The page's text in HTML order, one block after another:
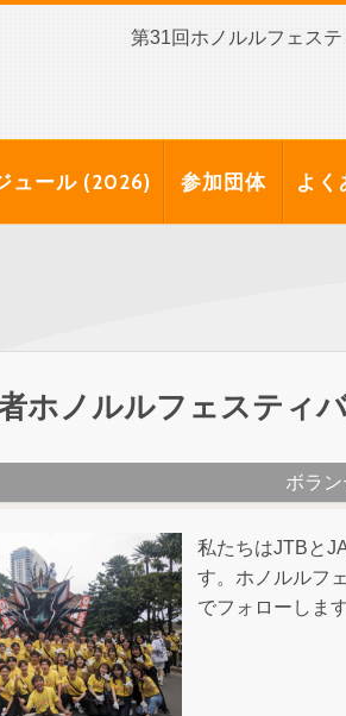
第31回ホノルルフェス
ュール (2026) 参加団体 よく
ホノルルフェスティ
ボラ
私たちはJTBと
す。ホノルルフ
でフォローします